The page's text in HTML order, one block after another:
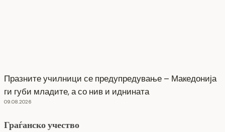
Празните училници се предупредување – Македонија
ги губи младите, а со нив и иднината
09.08.2026
Граѓанско учество